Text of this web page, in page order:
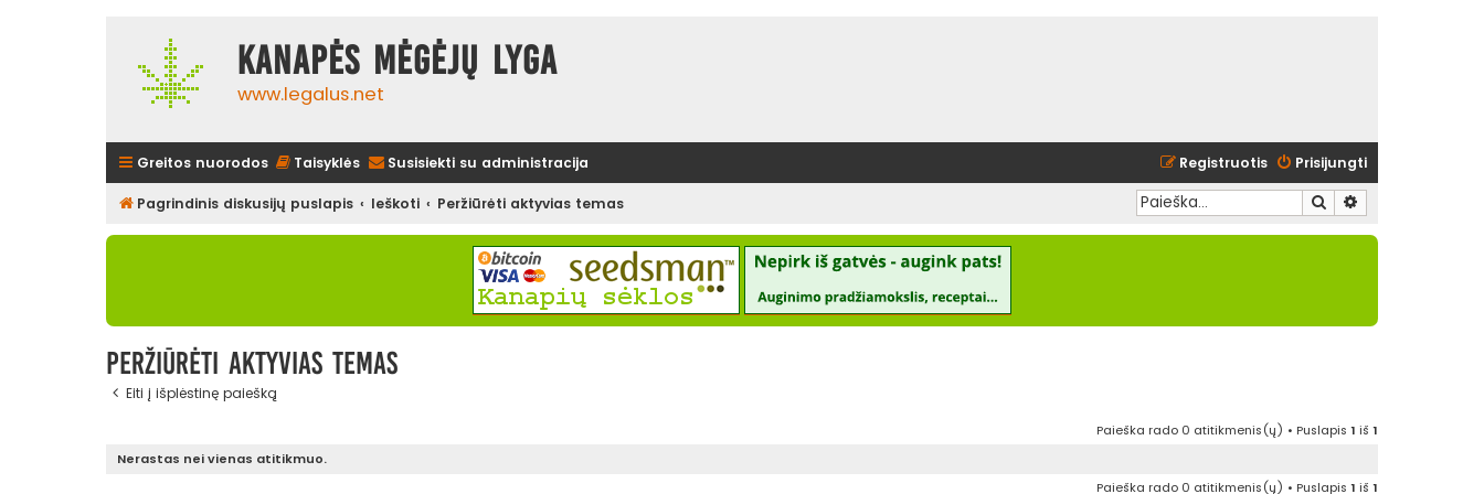
Kanapės mėgėjų lyga
www.legalus.net
Greitos nuorodos Taisyklės Susisiekti su administracija Prisijungti
Registruotis
Pagrindinis diskusijų puslapis Ieškoti Peržiūrėti aktyvias temas Ieškoti
Peržiūrėti aktyvias temas
Eiti į išplėstinę paiešką
Paieška rado 0 atitikmenis(ų) • Puslapis 1 iš 1
Nerastas nei vienas atitikmuo.
Paieška rado 0 atitikmenis(ų) • Puslapis 1 iš 1